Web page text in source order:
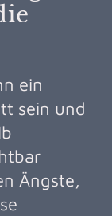
ein
sein und
Ängste,